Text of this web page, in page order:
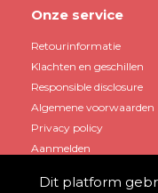
Onze service
Retourinformatie
Klachten en geschillen
Responsible disclosure
Algemene voorwaarden
Privacy policy
Aanmelden
Dit platform